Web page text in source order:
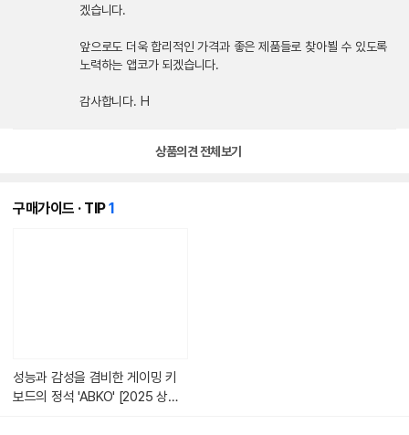
겠습니다.
앞으로도 더욱 합리적인 가격과 좋은 제품들로 찾아뵐 수 있도록
노력하는 앱코가 되겠습니다.
감사합니다. H
상품의견 전체보기
구매가이드 · TIP1개
성능과 감성을 겸비한 게이밍 키
보드의 정석 'ABKO' [2025 상반